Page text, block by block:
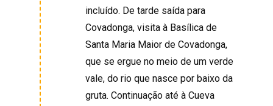
incluído. De tarde saída para
Covadonga, visita à Basílica de
Santa Maria Maior de Covadonga,
que se ergue no meio de um verde
vale, do rio que nasce por baixo da
gruta. Continuação até à Cueva